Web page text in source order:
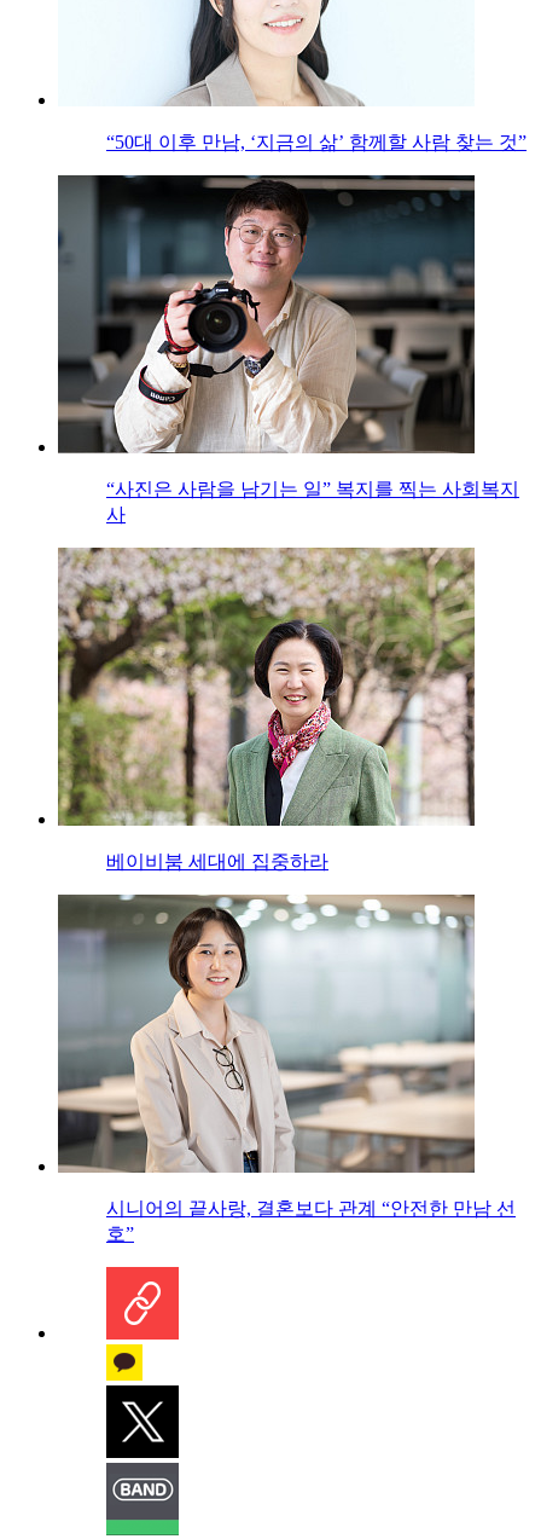
“50대 이후 만남, ‘지금의 삶’ 함께할 사람 찾는 것”
“사진은 사람을 남기는 일” 복지를 찍는 사회복지
사
베이비붐 세대에 집중하라
시니어의 끝사랑, 결혼보다 관계 “안전한 만남 선
호”